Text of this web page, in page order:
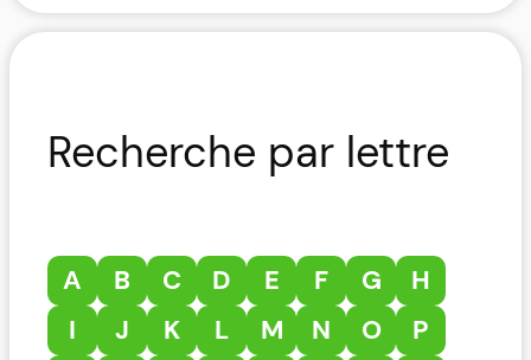
Recherche par lettre
A B C D E F G
H
I
J K L M N O
P